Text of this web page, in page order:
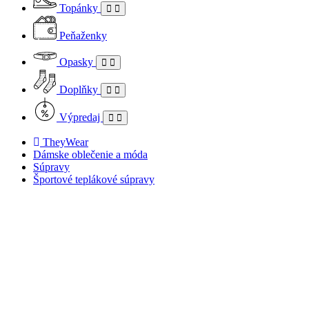
Topánky
Peňaženky
Opasky
Doplňky
Výpredaj
TheyWear
Dámske oblečenie a móda
Súpravy
Športové teplákové súpravy